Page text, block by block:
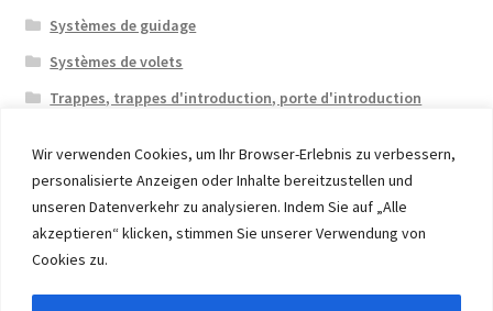
Wir verwenden Cookies, um Ihr Browser-Erlebnis zu verbessern,
personalisierte Anzeigen oder Inhalte bereitzustellen und
unseren Datenverkehr zu analysieren. Indem Sie auf „Alle
akzeptieren“ klicken, stimmen Sie unserer Verwendung von
Cookies zu.
Systèmes de guidage
Systèmes de volets
Trappes, trappes d'introduction, porte d'introduction
© 2026 Eruon Trade UG, Germany, member of the ERUON